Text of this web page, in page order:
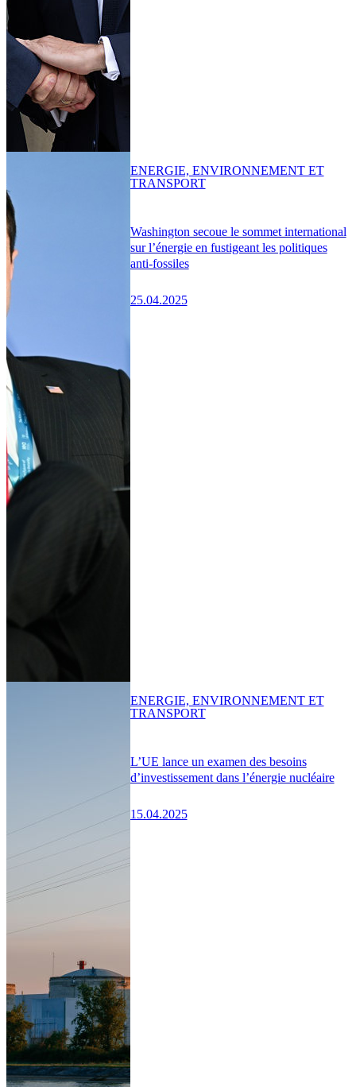
Washington secoue le sommet international
sur l’énergie en fustigeant les politiques
anti-fossiles
25.04.2025
ENERGIE, ENVIRONNEMENT ET
TRANSPORT
L’UE lance un examen des besoins
d’investissement dans l’énergie nucléaire
15.04.2025
ENERGIE, ENVIRONNEMENT ET
TRANSPORT